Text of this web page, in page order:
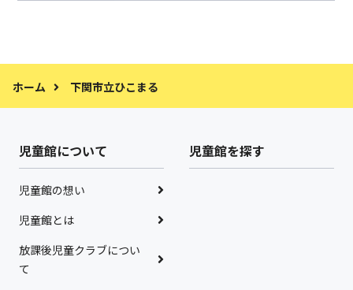
ホーム 下関市立ひこまる
児童館について
児童館の想い
児童館とは
放課後児童クラブについ
て
児童館を探す